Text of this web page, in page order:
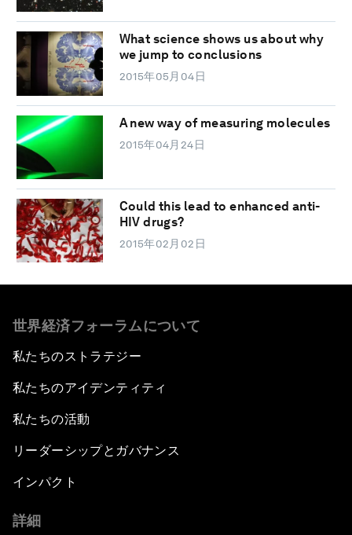
What science shows us about why
we jump to conclusions
2015年05月04日
A new way of measuring molecules
2015年04月24日
Could this lead to enhanced anti-
HIV drugs?
2015年02月02日
世界経済フォーラムについて
私たちのストラテジー
私たちのアイデンティティ
私たちの活動
リーダーシップとガバナンス
インパクト
詳細